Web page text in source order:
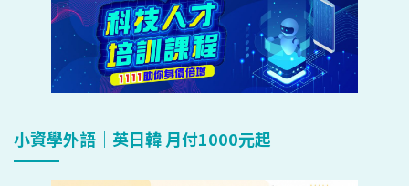
小資學外語｜英日韓 月付1000元起